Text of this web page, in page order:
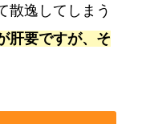
散逸してしまう
肝要ですが、そ